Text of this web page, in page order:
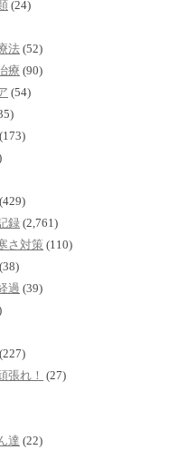
(24)
法 (52)
療 (90)
(54)
(173)
(429)
録 (2,761)
さ対策 (110)
(38)
過 (39)
(227)
張れ！ (27)
達 (22)